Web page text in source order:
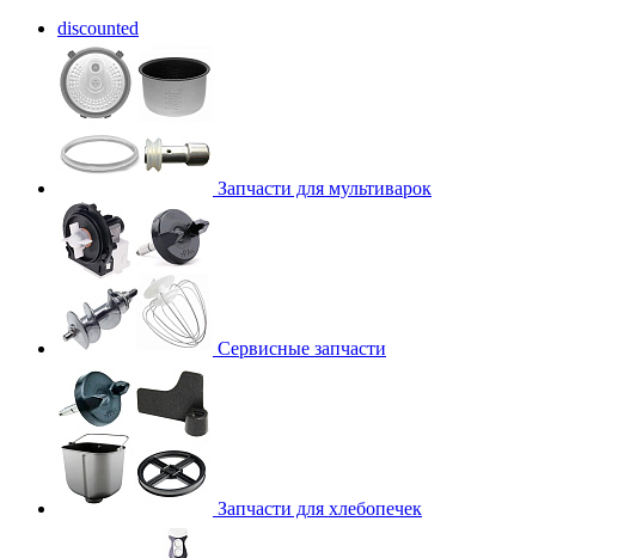
discounted
Запчасти для мультиварок
Сервисные запчасти
Запчасти для хлебопечек